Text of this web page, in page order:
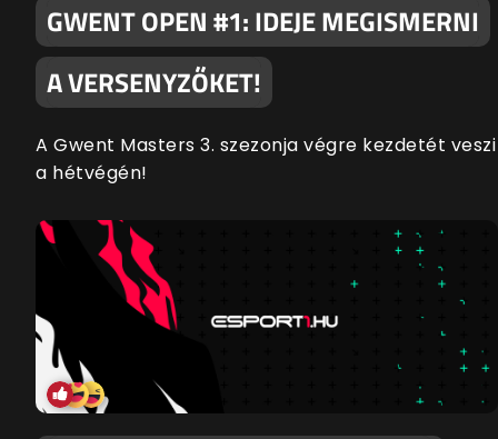
GWENT OPEN #1: IDEJE MEGISMERNI
A VERSENYZŐKET!
A Gwent Masters 3. szezonja végre kezdetét veszi
a hétvégén!